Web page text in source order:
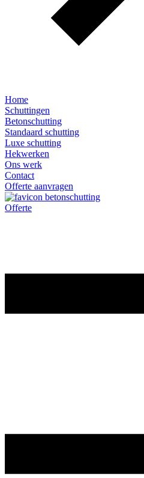
Home
Schuttingen
Betonschutting
Standaard schutting
Luxe schutting
Hekwerken
Ons werk
Contact
Offerte aanvragen
Offerte